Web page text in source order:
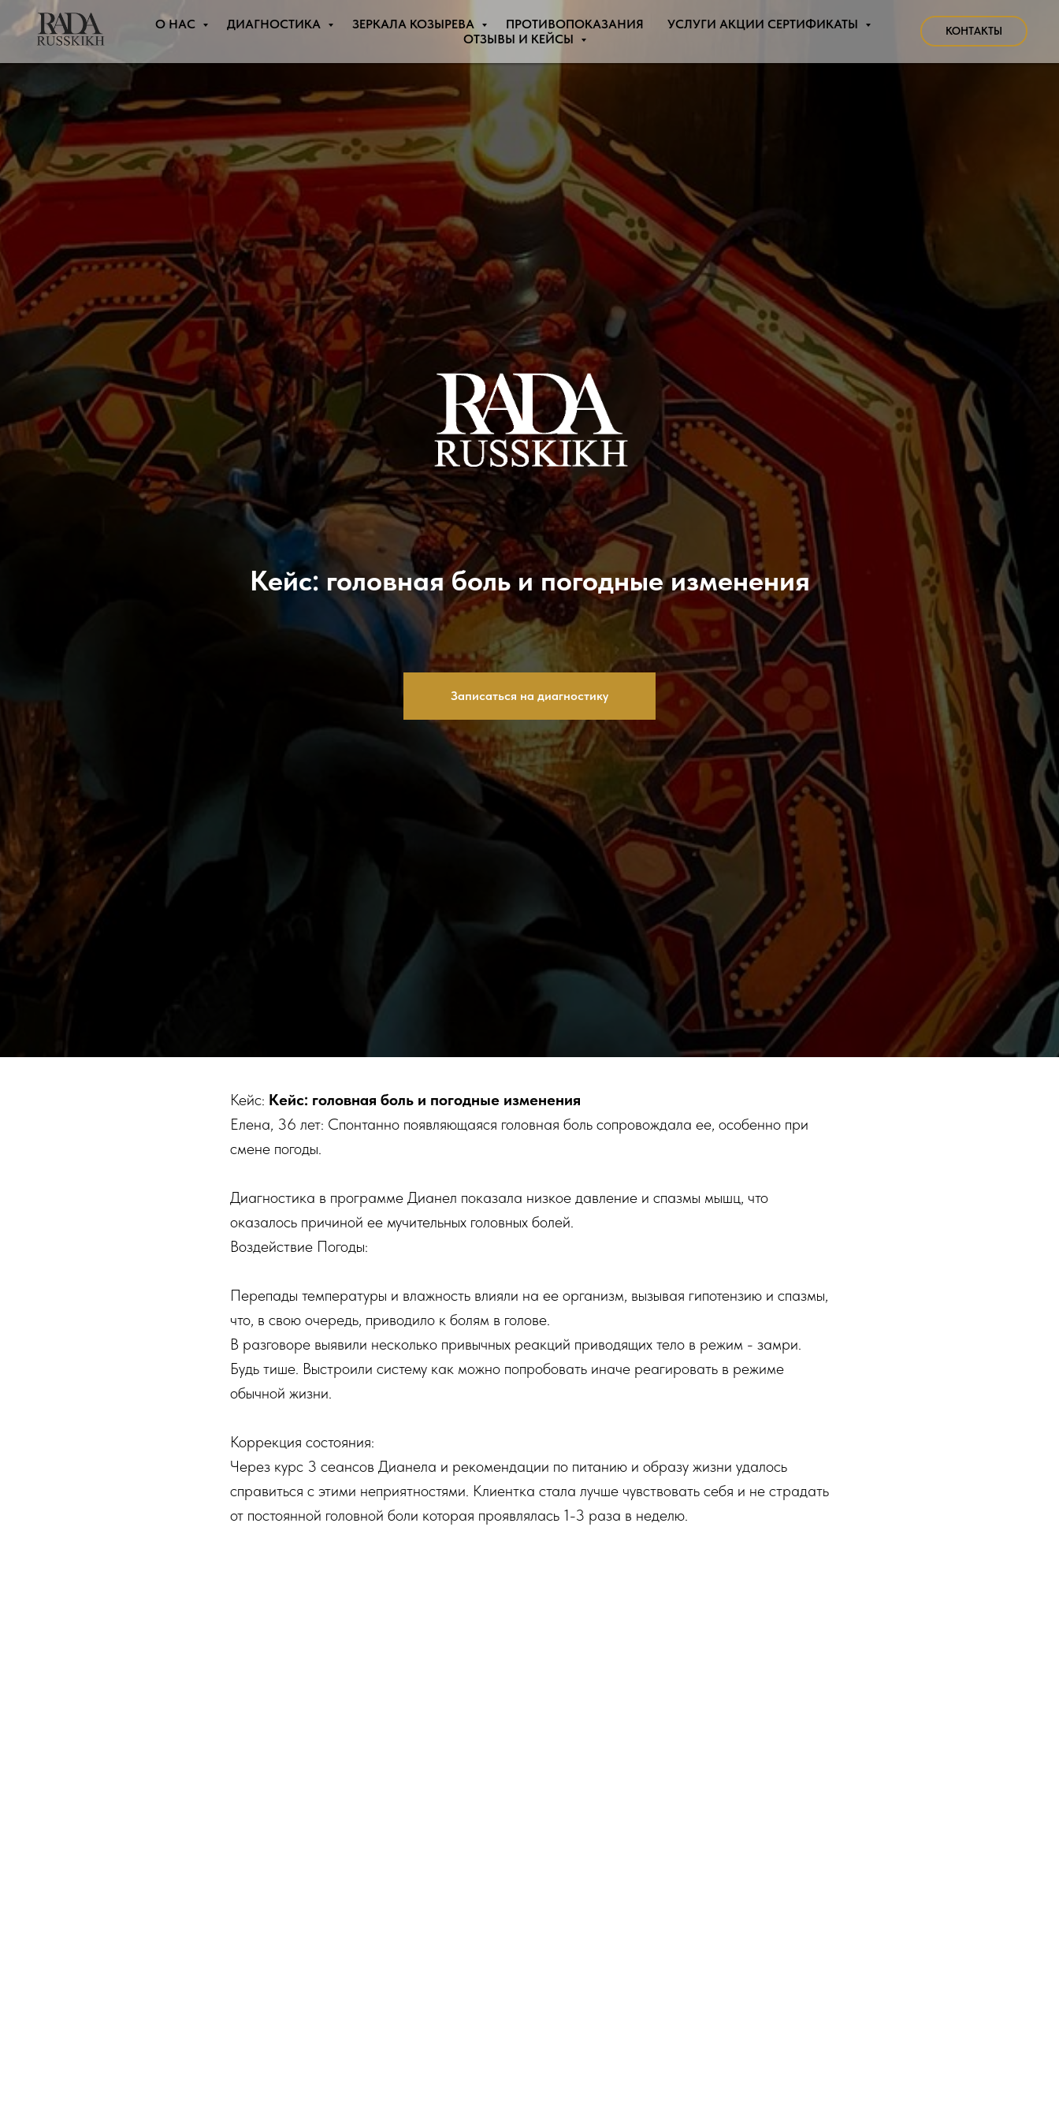
О НАС ДИАГНОСТИКА ЗЕРКАЛА КОЗЫРЕВА ПРОТИВОПОКАЗАНИЯ
УСЛУГИ АКЦИИ СЕРТИФИКАТЫ
ОТЗЫВЫ И КЕЙСЫ
КОНТАКТЫ
Кейс: головная боль и погодные изменения
Записаться на диагностику
Кейс: Кейс: головная боль и погодные изменения
Елена, 36 лет: Спонтанно появляющаяся головная боль сопровождала ее, особенно при
смене погоды.
Диагностика в программе Дианел показала низкое давление и спазмы мышц, что
оказалось причиной ее мучительных головных болей.
Воздействие Погоды:
Перепады температуры и влажность влияли на ее организм, вызывая гипотензию и спазмы,
что, в свою очередь, приводило к болям в голове.
В разговоре выявили несколько привычных реакций приводящих тело в режим - замри.
Будь тише. Выстроили систему как можно попробовать иначе реагировать в режиме
обычной жизни.
Коррекция состояния:
Через курс 3 сеансов Дианела и рекомендации по питанию и образу жизни удалось
справиться с этими неприятностями. Клиентка стала лучше чувствовать себя и не страдать
от постоянной головной боли которая проявлялась 1-3 раза в неделю.